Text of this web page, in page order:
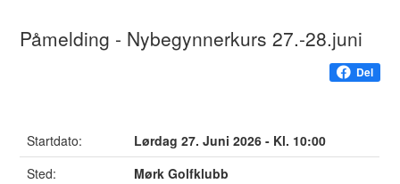
Påmelding - Nybegynnerkurs 27.-28.juni
Del
Startdato:
Lørdag 27. Juni 2026 - Kl. 10:00
Sted:
Mørk Golfklubb